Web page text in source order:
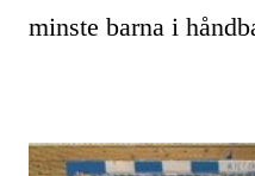
minste barna i